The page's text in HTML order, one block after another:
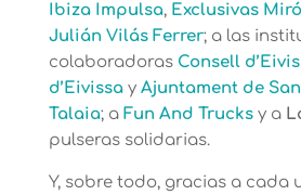
Ibiza Impulsa, Exclusivas Miró
Julián Vilás Ferrer; a las
colaboradoras Consell
d’Eivissay Ajuntament de
Talaia; a Fun And Trucksy a
pulseras solidarias.
Y, sobre todo, gracias a cada